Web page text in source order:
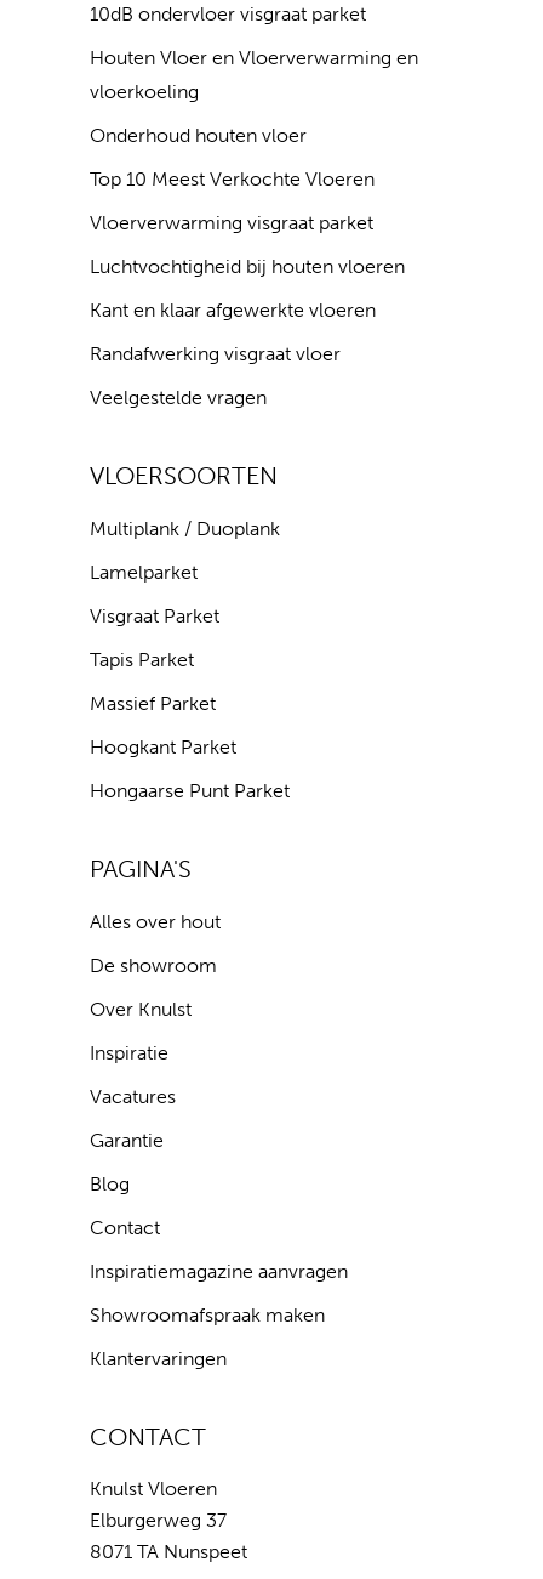
10dB ondervloer visgraat parket
Houten Vloer en Vloerverwarming en
vloerkoeling
Onderhoud houten vloer
Top 10 Meest Verkochte Vloeren
Vloerverwarming visgraat parket
Luchtvochtigheid bij houten vloeren
Kant en klaar afgewerkte vloeren
Randafwerking visgraat vloer
Veelgestelde vragen
VLOERSOORTEN
Multiplank / Duoplank
Lamelparket
Visgraat Parket
Tapis Parket
Massief Parket
Hoogkant Parket
Hongaarse Punt Parket
PAGINA'S
Alles over hout
De showroom
Over Knulst
Inspiratie
Vacatures
Garantie
Blog
Contact
Inspiratiemagazine aanvragen
Showroomafspraak maken
Klantervaringen
CONTACT
Knulst Vloeren
Elburgerweg 37
8071 TA Nunspeet